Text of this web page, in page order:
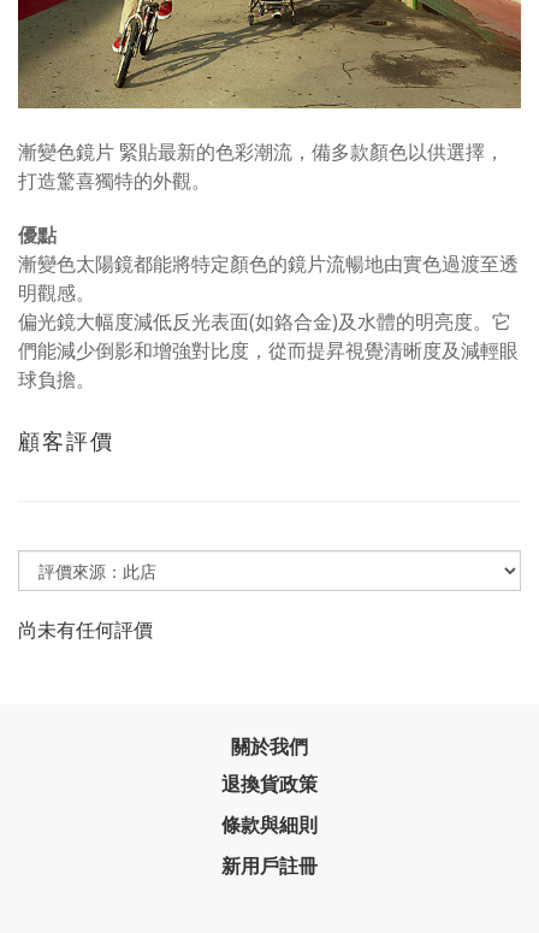
漸變色鏡片 緊貼最新的色彩潮流，備多款顏色以供選擇，
打造驚喜獨特的外觀。
優點
漸變色太陽鏡都能將特定顏色的鏡片流暢地由實色過渡至透
明觀感。
偏光鏡大幅度減低反光表面(如鉻合金)及水體的明亮度。它
們能減少倒影和增強對比度，從而提昇視覺清晰度及減輕眼
球負擔。
顧客評價
尚未有任何評價
關於我們
退換貨政策
條款與細則
新用戶註冊